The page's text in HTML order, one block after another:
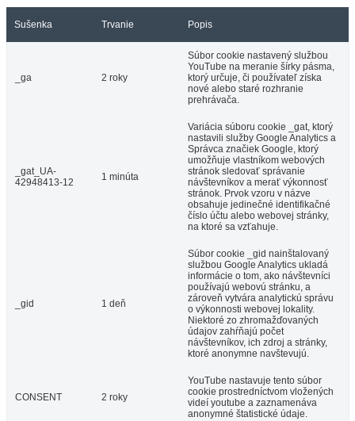
Sušenka Trvanie Popis
_ga 2 roky
Súbor cookie nastavený službou
YouTube na meranie šírky pásma,
ktorý určuje, či používateľ získa
nové alebo staré rozhranie
prehrávača.
_gat_UA-
42948413-12
1 minúta
Variácia súboru cookie _gat, ktorý
nastavili služby Google Analytics a
Správca značiek Google, ktorý
umožňuje vlastníkom webových
stránok sledovať správanie
návštevníkov a merať výkonnosť
stránok. Prvok vzoru v názve
obsahuje jedinečné identifikačné
číslo účtu alebo webovej stránky,
na ktoré sa vzťahuje.
_gid 1 deň
Súbor cookie _gid nainštalovaný
službou Google Analytics ukladá
informácie o tom, ako návštevníci
používajú webovú stránku, a
zároveň vytvára analytickú správu
o výkonnosti webovej lokality.
Niektoré zo zhromažďovaných
údajov zahŕňajú počet
návštevníkov, ich zdroj a stránky,
ktoré anonymne navštevujú.
CONSENT 2 roky
YouTube nastavuje tento súbor
cookie prostredníctvom vložených
videí youtube a zaznamenáva
anonymné štatistické údaje.